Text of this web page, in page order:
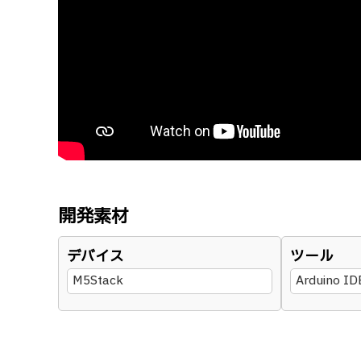
開発素材
デバイス
M5Stack
ツール
Arduino